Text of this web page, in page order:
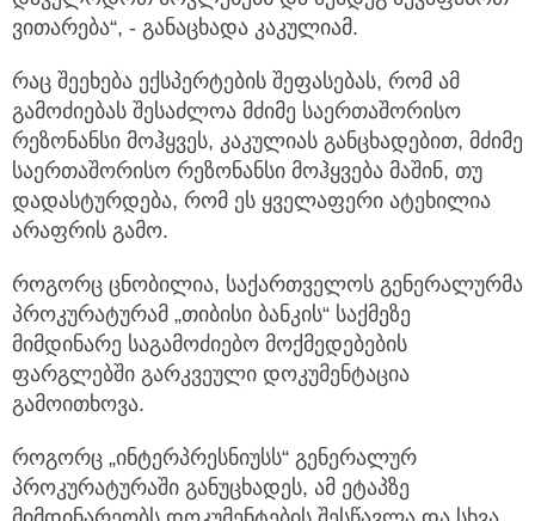
ვითარება“, - განაცხადა კაკულიამ.
რაც შეეხება ექსპერტების შეფასებას, რომ ამ
გამოძიებას შესაძლოა მძიმე საერთაშორისო
რეზონანსი მოჰყვეს, კაკულიას განცხადებით, მძიმე
საერთაშორისო რეზონანსი მოჰყვება მაშინ, თუ
დადასტურდება, რომ ეს ყველაფერი ატეხილია
არაფრის გამო.
როგორც ცნობილია, საქართველოს გენერალურმა
პროკურატურამ „თიბისი ბანკის“ საქმეზე
მიმდინარე საგამოძიებო მოქმედებების
ფარგლებში გარკვეული დოკუმენტაცია
გამოითხოვა.
როგორც „ინტერპრესნიუსს“ გენერალურ
პროკურატურაში განუცხადეს, ამ ეტაპზე